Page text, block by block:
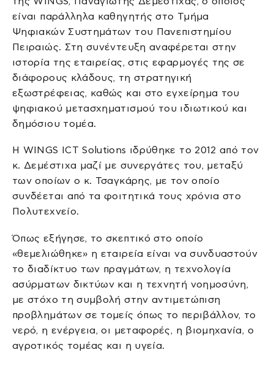
είναι παράλληλα καθηγητής στο Τμήμα
Ψηφιακών Συστημάτων του Πανεπιστημίου
Πειραιώς. Στη συνέντευξη αναφέρεται στην
ιστορία της εταιρείας, στις εφαρμογές της σε
διάφορους κλάδους, τη στρατηγική
εξωστρέφειας, καθώς και στο εγχείρημα του
ψηφιακού μετασχηματισμού του ιδιωτικού και
δημόσιου τομέα.
Η WINGS ICT Solutions ιδρύθηκε το 2012 από τον
κ. Δεμέστιχα μαζί με συνεργάτες του, μεταξύ
των οποίων ο κ. Τσαγκάρης, με τον οποίο
συνδέεται από τα φοιτητικά τους χρόνια στο
Πολυτεχνείο.
Όπως εξήγησε, το σκεπτικό στο οποίο
«θεμελιώθηκε» η εταιρεία είναι να συνδυαστούν
το διαδίκτυο των πραγμάτων, η τεχνολογία
ασύρματων δικτύων και η τεχνητή νοημοσύνη,
με στόχο τη συμβολή στην αντιμετώπιση
προβλημάτων σε τομείς όπως το περιβάλλον, το
νερό, η ενέργεια, οι μεταφορές, η βιομηχανία, ο
αγροτικός τομέας και η υγεία.